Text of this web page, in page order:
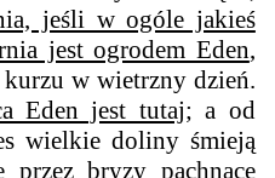
jeśli w ogóle jakieś
jest ogrodem Eden,
kurzu w wietrzny dzień.
Eden jest tutaj; a od
wielkie doliny śmieją
przez bryzy pachnące